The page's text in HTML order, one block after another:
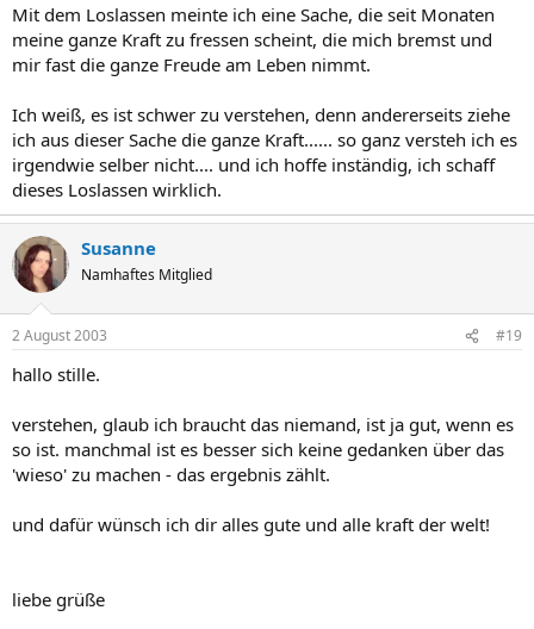
Mit dem Loslassen meinte ich eine Sache, die seit Monaten
meine ganze Kraft zu fressen scheint, die mich bremst und
mir fast die ganze Freude am Leben nimmt.
Ich weiß, es ist schwer zu verstehen, denn andererseits ziehe
ich aus dieser Sache die ganze Kraft...... so ganz versteh ich es
irgendwie selber nicht.... und ich hoffe inständig, ich schaff
dieses Loslassen wirklich.
Susanne
Namhaftes Mitglied
2 August 2003 #19
hallo stille.
verstehen, glaub ich braucht das niemand, ist ja gut, wenn es
so ist. manchmal ist es besser sich keine gedanken über das
'wieso' zu machen - das ergebnis zählt.
und dafür wünsch ich dir alles gute und alle kraft der welt!
liebe grüße